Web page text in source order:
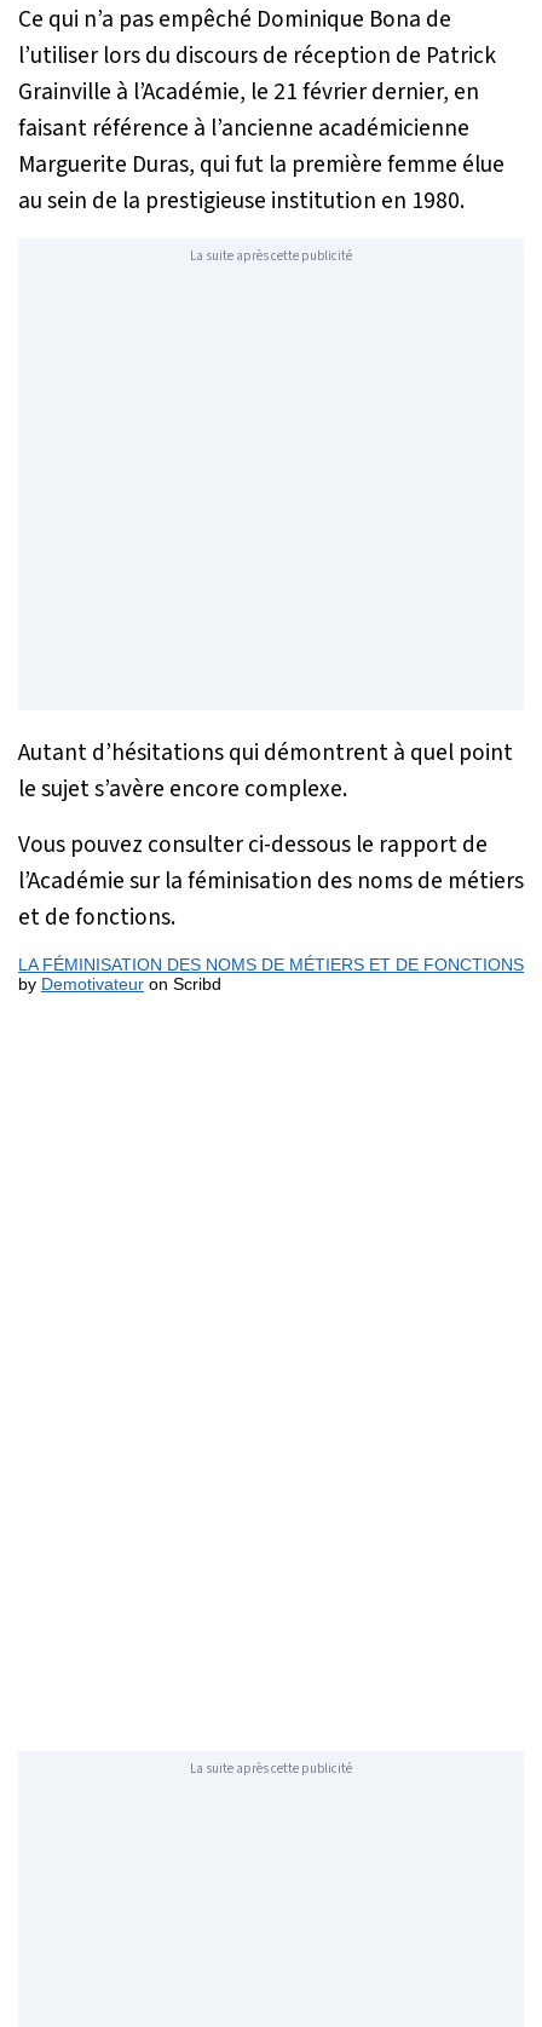
Ce qui n’a pas empêché Dominique Bona de
l’utiliser lors du discours de réception de Patrick
Grainville à l’Académie, le 21 février dernier, en
faisant référence à l’ancienne académicienne
Marguerite Duras, qui fut la première femme élue
au sein de la prestigieuse institution en 1980.
La suite après cette publicité
Autant d’hésitations qui démontrent à quel point
le sujet s’avère encore complexe.
Vous pouvez consulter ci-dessous le rapport de
l’Académie sur la féminisation des noms de métiers
et de fonctions.
LA FÉMINISATION DES NOMS DE MÉTIERS ET DE FONCTIONS
by Demotivateur on Scribd
La suite après cette publicité